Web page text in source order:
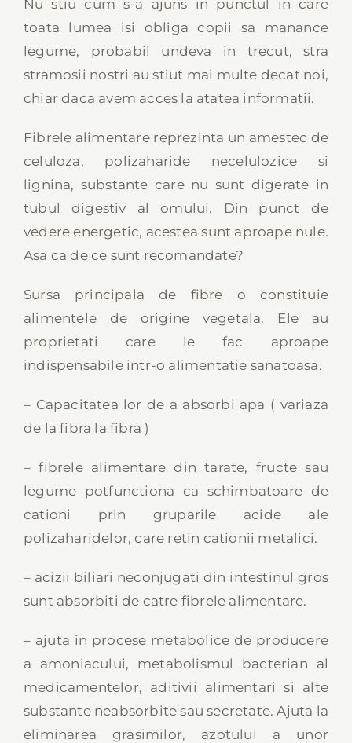
Nu stiu cum s-a ajuns in punctul in care
toata lumea isi obliga copii sa manance
legume, probabil undeva in trecut, stra
stramosii nostri au stiut mai multe decat noi,
chiar daca avem acces la atatea informatii.
Fibrele alimentare reprezinta un amestec de
celuloza, polizaharide necelulozice si
lignina, substante care nu sunt digerate in
tubul digestiv al omului. Din punct de
vedere energetic, acestea sunt aproape nule.
Asa ca de ce sunt recomandate?
Sursa principala de fibre o constituie
alimentele de origine vegetala. Ele au
proprietati care le fac aproape
indispensabile intr-o alimentatie sanatoasa.
– Capacitatea lor de a absorbi apa ( variaza
de la fibra la fibra )
– fibrele alimentare din tarate, fructe sau
legume potfunctiona ca schimbatoare de
cationi prin gruparile acide ale
polizaharidelor, care retin cationii metalici.
– acizii biliari neconjugati din intestinul gros
sunt absorbiti de catre fibrele alimentare.
– ajuta in procese metabolice de producere
a amoniacului, metabolismul bacterian al
medicamentelor, aditivii alimentari si alte
substante neabsorbite sau secretate. Ajuta la
eliminarea grasimilor, azotului a unor